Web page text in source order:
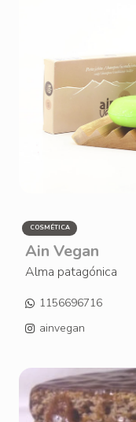
COSMÉTICA
Ain Vegan
Alma patagónica
1156696716
ainvegan